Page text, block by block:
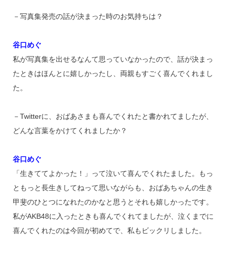
－写真集発売の話が決まった時のお気持ちは？
谷口めぐ
私が写真集を出せるなんて思っていなかったので、話が決まっ
たときはほんとに嬉しかったし、両親もすごく喜んでくれまし
た。
－Twitterに、おばあさまも喜んでくれたと書かれてましたが、
どんな言葉をかけてくれましたか？
谷口めぐ
「生きててよかった！」って泣いて喜んでくれたました。もっ
ともっと長生きしてねって思いながらも、おばあちゃんの生き
甲斐のひとつになれたのかなと思うとそれも嬉しかったです。
私がAKB48に入ったときも喜んでくれてましたが、泣くまでに
喜んでくれたのは今回が初めてで、私もビックリしました。